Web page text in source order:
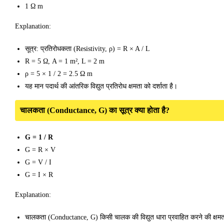
1 Ω m
Explanation:
सूत्र: प्रतिरोधकता (Resistivity, ρ) = R × A / L
R = 5 Ω, A = 1 m², L = 2 m
ρ = 5 × 1 / 2 = 2.5 Ω m
यह मान पदार्थ की आंतरिक विद्युत प्रतिरोध क्षमता को दर्शाता है।
चालकता (Conductance, G) का सूत्र क्या होता है?
G = 1 / R
G = R × V
G = V / I
G = I × R
Explanation:
चालकता (Conductance, G) किसी चालक की विद्युत धारा प्रवाहित करने की